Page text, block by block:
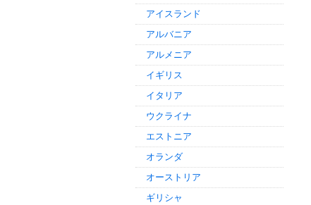
アイスランド
アルバニア
アルメニア
イギリス
イタリア
ウクライナ
エストニア
オランダ
オーストリア
ギリシャ